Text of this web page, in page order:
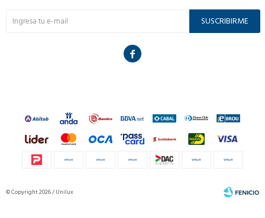
SUSCRIBIRME

© Copyright 2026 / Unilux